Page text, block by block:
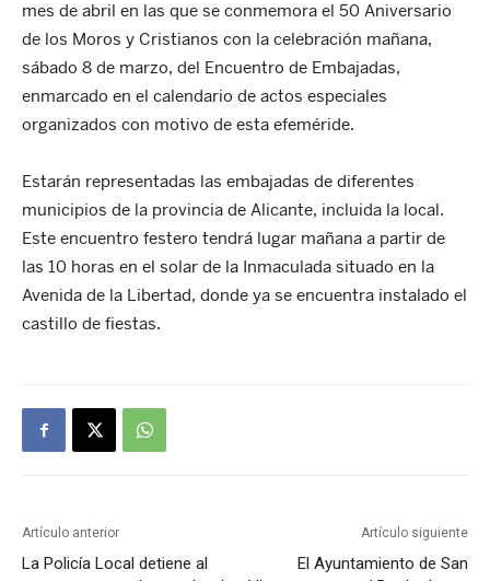
mes de abril en las que se conmemora el 50 Aniversario
de los Moros y Cristianos con la celebración mañana,
sábado 8 de marzo, del Encuentro de Embajadas,
enmarcado en el calendario de actos especiales
organizados con motivo de esta efeméride.
Estarán representadas las embajadas de diferentes
municipios de la provincia de Alicante, incluida la local.
Este encuentro festero tendrá lugar mañana a partir de
las 10 horas en el solar de la Inmaculada situado en la
Avenida de la Libertad, donde ya se encuentra instalado el
castillo de fiestas.
Artículo anterior
La Policía Local detiene al
Artículo siguiente
El Ayuntamiento de San